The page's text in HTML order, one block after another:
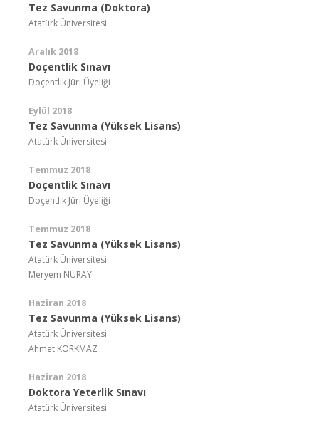
Tez Savunma (Doktora)
Atatürk Üniversitesi
Aralık 2018
Doçentlik Sınavı
Doçentlik Jüri Üyeliği
Eylül 2018
Tez Savunma (Yüksek Lisans)
Atatürk Üniversitesi
Temmuz 2018
Doçentlik Sınavı
Doçentlik Jüri Üyeliği
Temmuz 2018
Tez Savunma (Yüksek Lisans)
Atatürk Üniversitesi
Meryem NURAY
Haziran 2018
Tez Savunma (Yüksek Lisans)
Atatürk Üniversitesi
Ahmet KORKMAZ
Haziran 2018
Doktora Yeterlik Sınavı
Atatürk Üniversitesi